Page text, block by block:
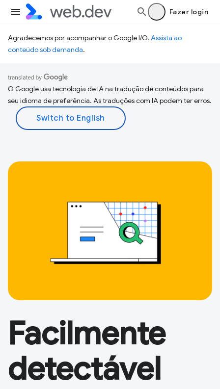
Fazer login
Agradecemos por acompanhar o Google I/O. Assista ao
conteúdo sob demanda.
O Google usa tecnologia de IA na tradução de conteúdos para
seu idioma de preferência. As traduções com IA podem ter erros.
Facilmente
detectável